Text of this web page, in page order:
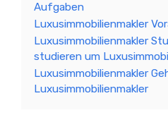
Aufgaben
Luxusimmobilienmakler
Luxusimmobilienmakler
studieren um
Luxusimmobilienmakler
Luxusimmobilienmakler